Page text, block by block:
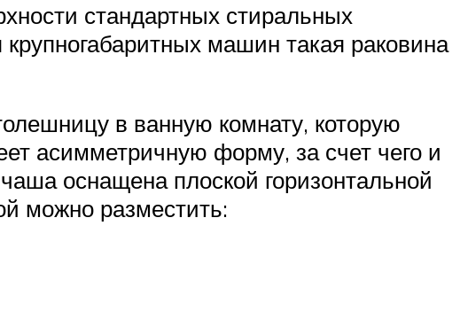
стандартных стиральных
машин такая раковина
в ванную комнату, которую
асимметричную форму, за счет чего и
оснащена плоской горизонтальной
можно разместить: